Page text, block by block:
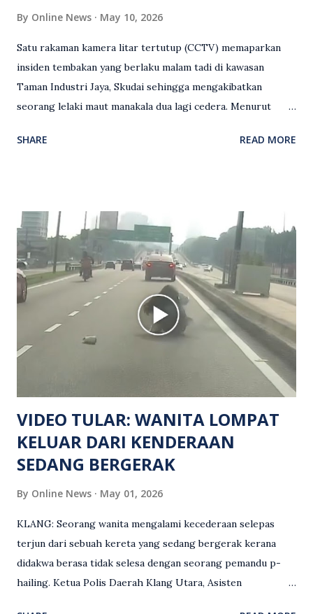
By Online News May 10, 2026
Satu rakaman kamera litar tertutup (CCTV) memaparkan
insiden tembakan yang berlaku malam tadi di kawasan
Taman Industri Jaya, Skudai sehingga mengakibatkan
seorang lelaki maut manakala dua lagi cedera. Menurut
kejadian berlaku sekitar jam 11 malam dan pihak polis
hiburan di kawasan berkenaan. Seorang mangsa disahkan
meninggal dunia di lokasi kejadian akibat terkena tembakan,
manakala seorang lagi mangsa mengalami kecederaan.
Turut dipercayai terdapat seorang lagi individu cedera
namun identitinya masih belum dikenal pasti selepas dibawa
keluar dari lokasi oleh kenalannya. Polis kini sedang giat
mengesan dua suspek yang masih bebas bagi membantu
siasatan lanjut. Kes disiasat mengikut Seksyen 302 Kanun
Keseksaan kerana membunuh. Orang ramai yang mempunyai
maklumat diminta t...
SHARE READ MORE
VIDEO TULAR: WANITA LOMPAT
KELUAR DARI KENDERAAN
SEDANG BERGERAK
By Online News May 01, 2026
KLANG: Seorang wanita mengalami kecederaan selepas
terjun dari sebuah kereta yang sedang bergerak kerana
didakwa berasa tidak selesa dengan seorang pemandu p-
hailing. Ketua Polis Daerah Klang Utara, Asisten